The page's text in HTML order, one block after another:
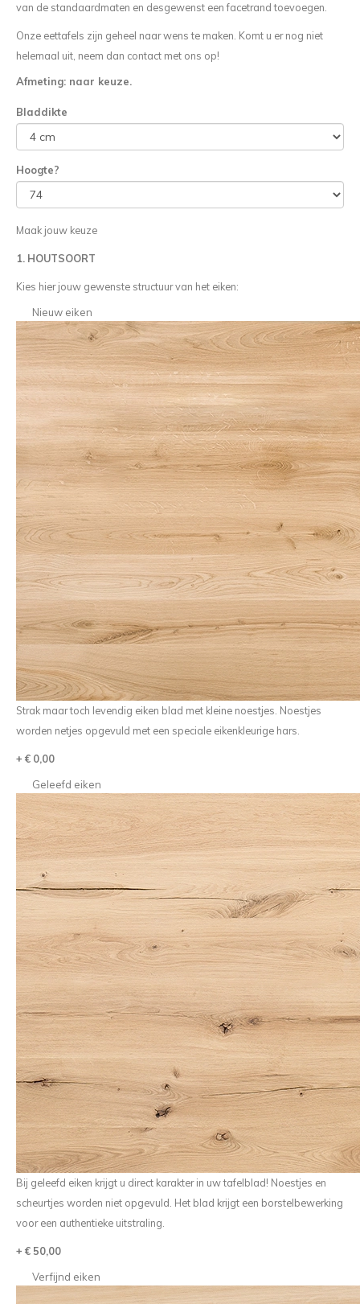
van de standaardmaten en desgewenst een facetrand toevoegen.
Onze eettafels zijn geheel naar wens te maken. Komt u er nog niet
helemaal uit, neem dan contact met ons op!
Afmeting: naar keuze.
Bladdikte
Hoogte?
Maak jouw keuze
1. HOUTSOORT
Kies hier jouw gewenste structuur van het eiken:
Nieuw eiken
Strak maar toch levendig eiken blad met kleine noestjes. Noestjes
worden netjes opgevuld met een speciale eikenkleurige hars.
+ € 0,00
Geleefd eiken
Bij geleefd eiken krijgt u direct karakter in uw tafelblad! Noestjes en
scheurtjes worden niet opgevuld. Het blad krijgt een borstelbewerking
voor een authentieke uitstraling.
+ € 50,00
Verfijnd eiken